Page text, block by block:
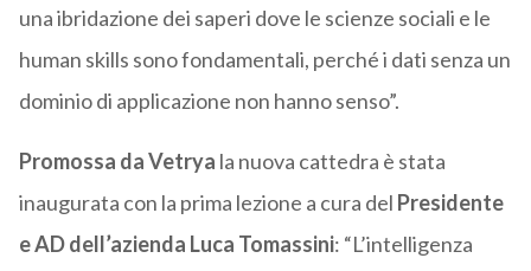
una ibridazione dei saperi dove le scienze sociali e le
human skills sono fondamentali, perché i dati senza un
dominio di applicazione non hanno senso”.
Promossa da Vetrya la nuova cattedra è stata
inaugurata con la prima lezione a cura del Presidente
e AD dell’azienda Luca Tomassini: “L’intelligenza